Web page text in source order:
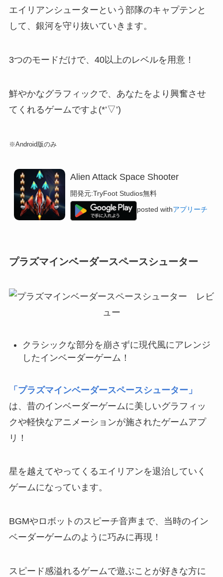
エイリアンシューターという部隊のキャプテンと
して、銀河を守り抜いていきます。
3つのモードだけで、40以上のレベルを用意！
鮮やかなグラフィックで、あなたをより興奮させ
てくれるゲームですよ(*’▽’)
※Android版のみ
Alien Attack Space Shooter
開発元:TryFoot Studios無料
posted withアプリーチ
プラズマインベーダースペースシューター
クラシックな部分を崩さずに現代風にアレンジ
したインベーダーゲーム！
「プラズマインベーダースペースシューター」
は、昔のインベーダーゲームに美しいグラフィッ
クや軽快なアニメーションが施されたゲームアプ
リ！
星を越えてやってくるエイリアンを退治していく
ゲームになっています。
BGMやロボットのスピーチ音声まで、当時のイン
ベーダーゲームのように巧みに再現！
スピード感溢れるゲームで遊ぶことが好きな方に